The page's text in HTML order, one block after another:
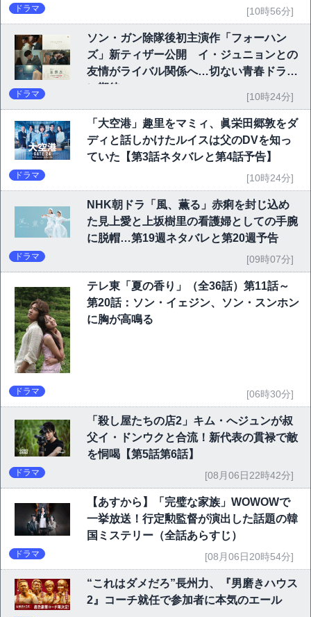
ドラマ [10時56分]
ソン・ガン除隊後初主演作「フォーハン
ズ」新ティザー公開 イ・ジュニョンとの
友情がライバル関係へ…切ない青春ドラマ
に期待
ドラマ [10時24分]
「大空港」趣里をマミィ、眞栄田郷敦をダ
ディと話しかけたルイスは父のDVを知っ
ていた【第3話ネタバレと第4話予告】
ドラマ [10時24分]
NHK朝ドラ「風、薫る」赤痢を封じ込め
た見上愛と上坂樹里の看護婦としての手腕
に脱帽…第19週ネタバレと第20週予告
ドラマ [09時07分]
テレ東「夏の香り」（全36話）第11話～
第20話：ソン・イェジン、ソン・スンホン
に胸が高鳴る
ドラマ [06時30分]
「殺し屋たちの店2」キム・へジュンが叔
父イ・ドンウクと合流！新代表の貫禄で敵
を恫喝【第5話第6話】
ドラマ [08月06日22時42分]
【あすから】「完璧な家族」WOWOWで
一挙放送！行定勲監督が演出した話題の韓
国ミステリー（全話あらすじ）
ドラマ [08月06日20時54分]
“これはダメだろ”長州力、『男磨きハウス
2』コーチ就任で参加者に本気のエール